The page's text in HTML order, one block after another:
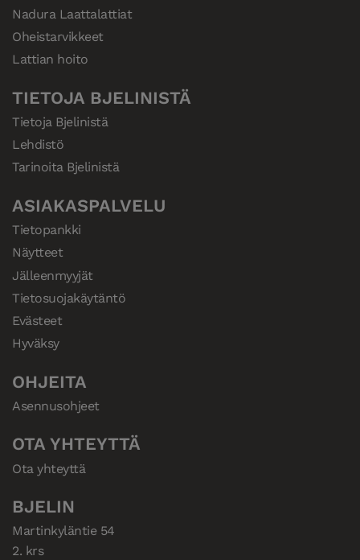
Nadura Laattalattiat
Oheistarvikkeet
Lattian hoito
TIETOJA BJELINISTÄ
Tietoja Bjelinistä
Lehdistö
Tarinoita Bjelinistä
ASIAKASPALVELU
Tietopankki
Näytteet
Jälleenmyyjät
Tietosuojakäytäntö
Evästeet
Hyväksy
OHJEITA
Asennusohjeet
OTA YHTEYTTÄ
Ota yhteyttä
BJELIN
Martinkyläntie 54
2. krs